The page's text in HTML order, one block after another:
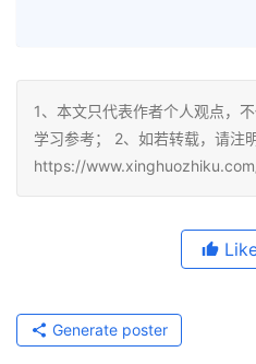
1、本文只代表作者个人观点，
学习参考； 2、如若转载，请注
https://
Generate poster